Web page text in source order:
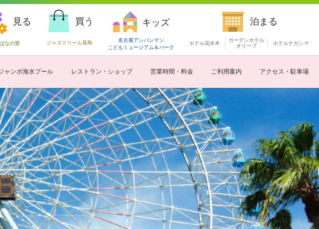
見る
なの里
買う
ジャズドリーム長島
キッズ
名古屋アンパンマン
こどもミュージアム ＆パーク
泊まる
ホテル花水木
ガーデンホテル
オリーブ
ホテルナガシマ
ャンボ海水プール レストラン・ショップ 営業時間・料金 ご利用案内 アクセス・駐車場